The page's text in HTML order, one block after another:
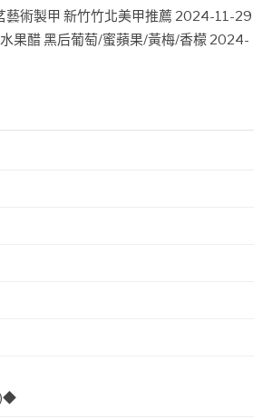
藝術製甲 新竹竹北美甲推薦 2024-11-29
果醋 黑后葡萄/蜜蘋果/黃梅/香檬 2024-
)◆